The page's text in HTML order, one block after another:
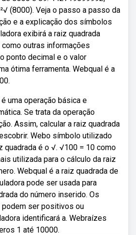
(8000). Veja o passo a passo da
e a explicação dos símbolos
exibirá a raiz quadrada
outras informações
ponto decimal e o valor
ótima ferramenta. Webqual é a
uma operação básica e
Se trata da operação
Assim, calcular a raiz quadrada
Webo símbolo utilizado
quadrada é o √. √100 = 10 como
utilizada para o cálculo da raiz
Webqual é a raiz quadrada de
pode ser usada para
do número inserido. Os
podem ser positivos ou
identificará a. Webraízes
1 até 10000.